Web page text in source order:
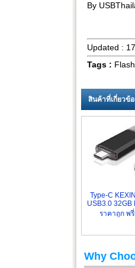
By
Updated :
Tags :
สินค้าที่เกี่ยวข้
Type-C
USB3.0 32GB
ราคาถูก พ
Why